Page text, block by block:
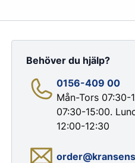
Färg & Rostskydd
Behöver du hjälp?
0156-409 00
Mån-Tors 07:30-
07:30-15:00.
12:00-12:30